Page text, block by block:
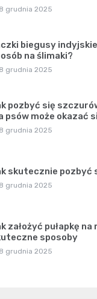
8 grudnia 2025
biegusy
na ślimaki?
8 grudnia 2025
pozbyć się
psów może okazać
8 grudnia 2025
skutecznie pozbyć
8 grudnia 2025
założyć pułapkę na
sposoby
8 grudnia 2025